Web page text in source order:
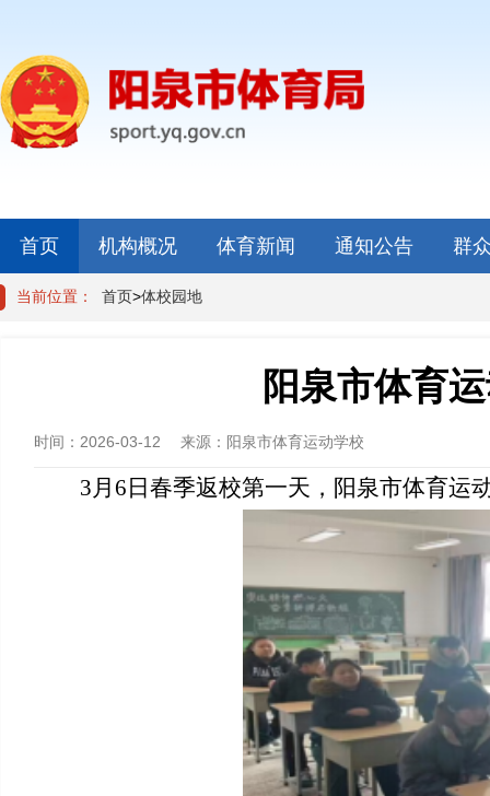
首页 机构概况 体育新闻 通知公告 群
当前位置： 首页>体校园地
阳泉市体育
时间： 2026-03-12 来源： 阳泉市体育运动学校
3月6日春季返校第一天，阳泉市体育运